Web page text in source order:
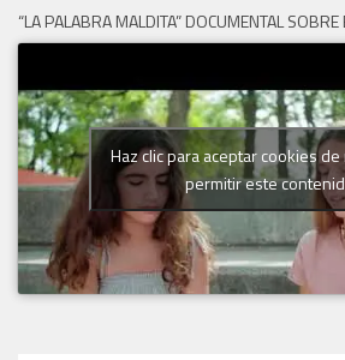
“LA PALABRA MALDITA” DOCUMENTAL
Haz clic para aceptar cookies
permitir este